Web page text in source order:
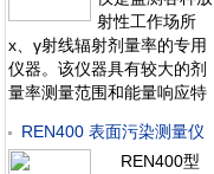
及累积数据能永久保存。可
选配RenRiP
射性工作场所
х、γ射线辐射剂量率的专用
仪器。该仪器具有较大的剂
量率测量范围和能量响应特
RenRiRate剂量率管理软件
可将存储的数据读出后分
REN400 表面污染测量仪
REN400型